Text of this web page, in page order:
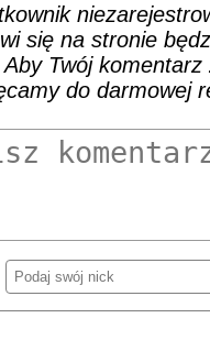
się na stronie
Twój
do darmowej